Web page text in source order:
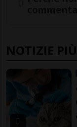
NOTIZIE